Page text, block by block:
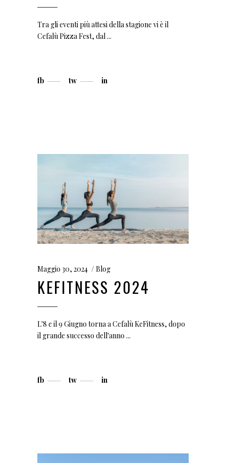
Tra gli eventi più attesi della stagione vi è il
Cefalù Pizza Fest, dal
fb tw in
Maggio 30, 2024 Blog
KEFITNESS 2024
L'8 e il 9 Giugno torna a Cefalù KeFitness, dopo
il grande successo dell'anno
fb tw in